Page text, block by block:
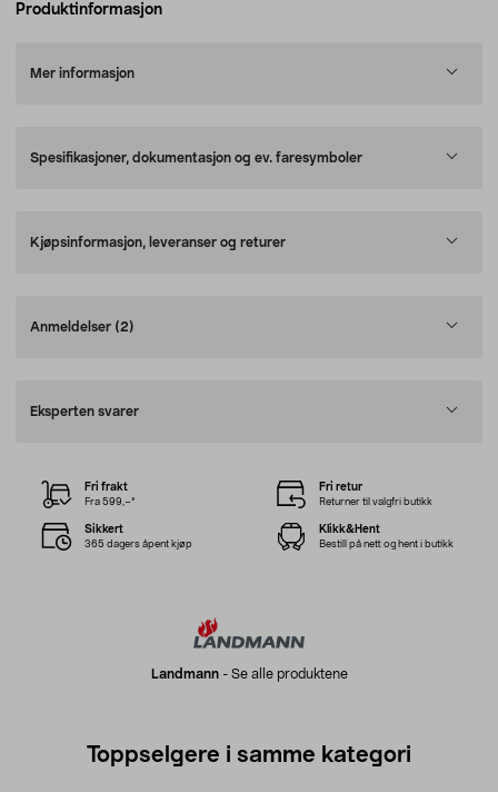
Produktinformasjon
Mer informasjon
Spesifikasjoner, dokumentasjon og ev. faresymboler
Kjøpsinformasjon, leveranser og returer
Anmeldelser (2)
Eksperten svarer
Landmann- Se alle produktene
Fri frakt
Fra 599,–*
Fri retur
Returner til valgfri butikk
Sikkert
365 dagers åpent kjøp
Klikk&Hent
Bestill på nett og hent i butikk
Toppselgere i samme kategori